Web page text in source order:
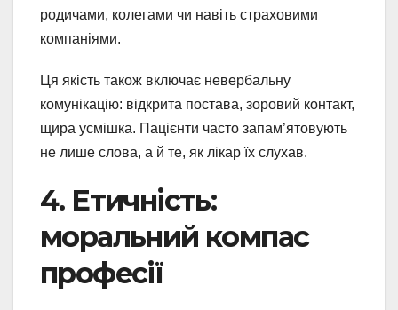
родичами, колегами чи навіть страховими
компаніями.
Ця якість також включає невербальну
комунікацію: відкрита постава, зоровий контакт,
щира усмішка. Пацієнти часто запам’ятовують
не лише слова, а й те, як лікар їх слухав.
4. Етичність:
моральний компас
професії